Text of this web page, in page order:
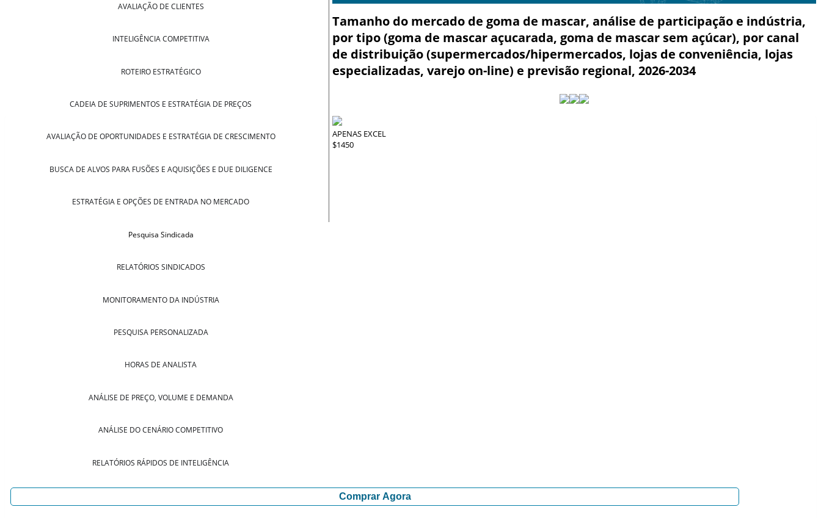
AVALIAÇÃO DE CLIENTES
INTELIGÊNCIA COMPETITIVA
ROTEIRO ESTRATÉGICO
CADEIA DE SUPRIMENTOS E ESTRATÉGIA DE PREÇOS
AVALIAÇÃO DE OPORTUNIDADES E ESTRATÉGIA DE CRESCIMENTO
BUSCA DE ALVOS PARA FUSÕES E AQUISIÇÕES E DUE DILIGENCE
ESTRATÉGIA E OPÇÕES DE ENTRADA NO MERCADO
Pesquisa Sindicada
RELATÓRIOS SINDICADOS
MONITORAMENTO DA INDÚSTRIA
PESQUISA PERSONALIZADA
HORAS DE ANALISTA
ANÁLISE DE PREÇO, VOLUME E DEMANDA
ANÁLISE DO CENÁRIO COMPETITIVO
RELATÓRIOS RÁPIDOS DE INTELIGÊNCIA
Tamanho do mercado de goma de mascar, análise de participação e indústria,
por tipo (goma de mascar açucarada, goma de mascar sem açúcar), por canal
de distribuição (supermercados/hipermercados, lojas de conveniência, lojas
especializadas, varejo on-line) e previsão regional, 2026-2034
APENAS EXCEL
$1450
Comprar Agora